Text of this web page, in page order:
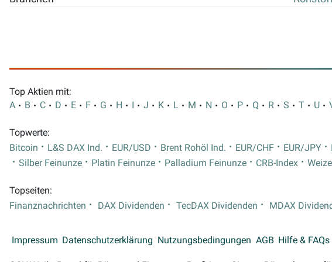
Top Aktien mit:
A
B C D E F G H I J K L M N O P Q R S T U
Topwerte:
Bitcoin
L&S DAX Ind. EUR/USD Brent Rohöl Ind. EUR/CHF EUR/JPY
Silber Feinunze
Platin Feinunze Palladium Feinunze CRB-Index
Topseiten:
Finanznachrichten
DAX Dividenden TecDAX Dividenden MDAX
Impressum Datenschutzerklärung Nutzungsbedingungen AGB Hilfe & FAQs